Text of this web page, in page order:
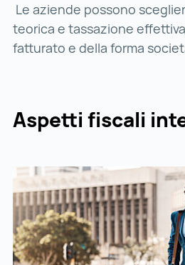
Le aziende possono
teorica e tassazione
fatturato e della forma
Aspetti fiscali